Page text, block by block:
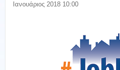
Ιανουάριος 2018 10:00